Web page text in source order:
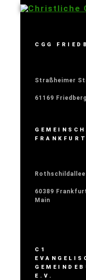
CGG
Straßheimer
61169 Friedberg
FRANKFURT
Rothschildallee
60389
Main
C1
E.V.